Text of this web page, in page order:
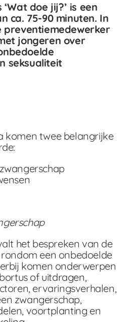
doe jij?’ is een
ca. 75-90 minuten. In
preventiemedewerker
jongeren over
seksualiteit
komen twee belangrijke
het bespreken van de
een onbedoelde
komen onderwerpen
of uitdragen,
ervaringsverhalen,
zwangerschap,
voortplanting en